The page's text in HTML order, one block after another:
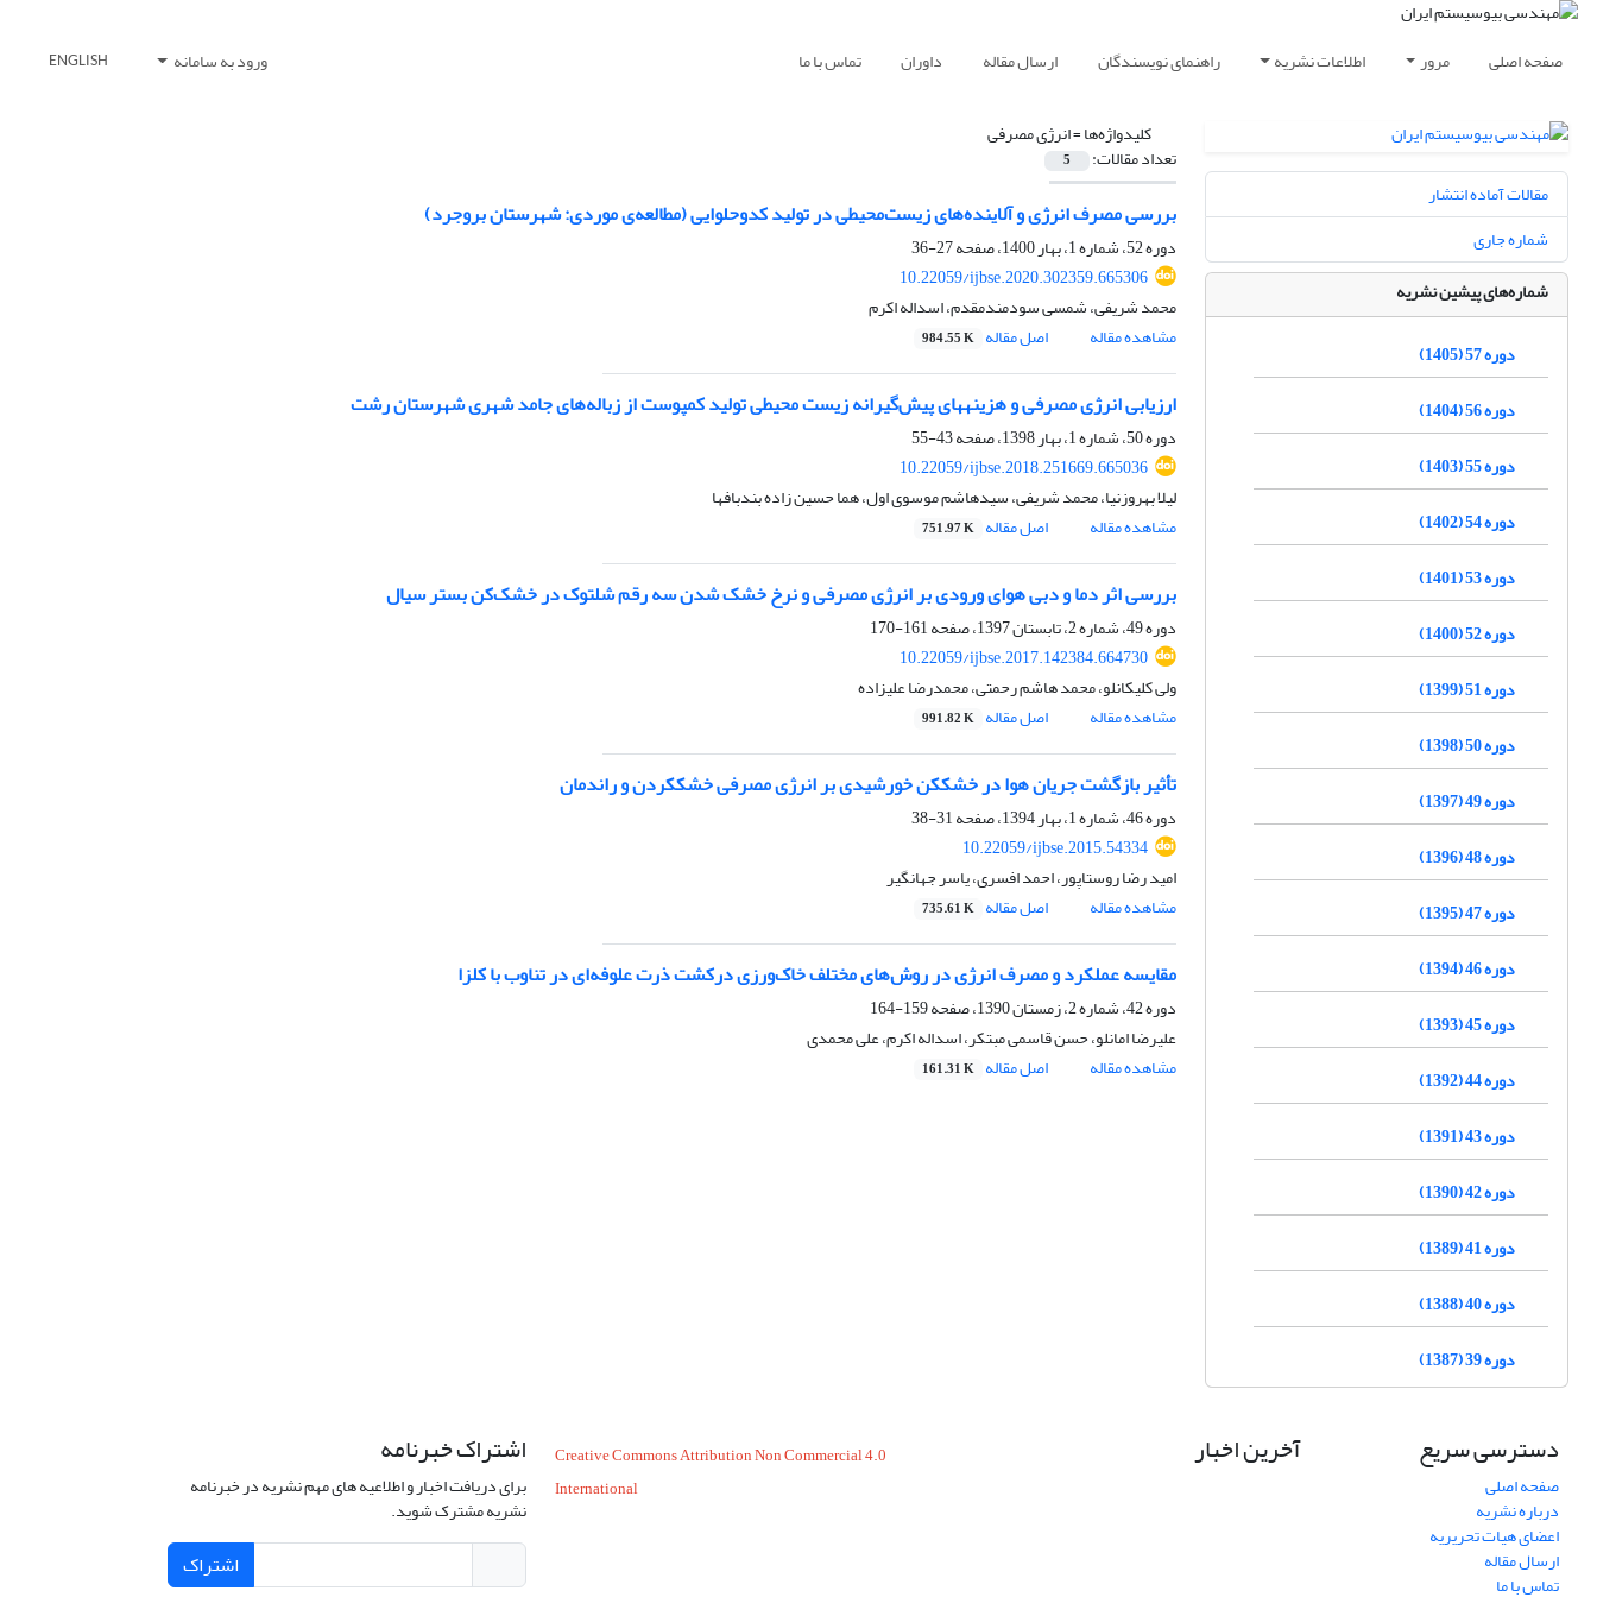
صفحه اصلی مرور اطلاعات نشریه راهنمای نویسندگان ارسال مقاله داوران تماس با ما ورود به سامانه ENGLISH
کلیدواژه‌ها =انرژی مصرفی
تعداد مقالات: 5
بررسی مصرف انرژی و آلاینده‌های زیست‌محیطی در تولید کدوحلوایی (مطالعه‌ی موردی: شهرستان بروجرد)
دوره 52، شماره 1، بهار 1400، صفحه
27-36
10.22059/ijbse.2020.302359.665306
محمد شریفی، شمسی سودمندمقدم، اسداله اکرم
مشاهده مقاله
اصل مقاله 984.55 K
ارزیابی انرژی مصرفی و هزینههای پیش‌گیرانه زیست محیطی تولید کمپوست از زباله‌های جامد شهری شهرستان رشت
دوره 50، شماره 1، بهار 1398، صفحه
43-55
10.22059/ijbse.2018.251669.665036
لیلا بهروزنیا، محمد شریفی، سیدهاشم موسوی اول، هما حسین زاده بندبافها
مشاهده مقاله
اصل مقاله 751.97 K
بررسی اثر دما و دبی هوای ورودی بر انرژی مصرفی و نرخ خشک شدن سه رقم شلتوک در خشک‌کن بستر سیال
دوره 49، شماره 2، تابستان 1397، صفحه
161-170
10.22059/ijbse.2017.142384.664730
ولی کلیکانلو، محمد هاشم رحمتی، محمدرضا علیزاده
مشاهده مقاله
اصل مقاله 991.82 K
تأثیر بازگشت جریان هوا در خشک‏کن خورشیدی بر انرژی مصرفی خشک‏کردن و راندمان
دوره 46، شماره 1، بهار 1394، صفحه
31-38
10.22059/ijbse.2015.54334
امید رضا روستاپور، احمد افسری، یاسر جهانگیر
مشاهده مقاله
اصل مقاله 735.61 K
مقایسه عملکرد و مصرف انرژی در روش‌های مختلف خاک‌ورزی درکشت ذرت علوفه‌ای در تناوب با کلزا
دوره 42، شماره 2، زمستان 1390، صفحه
159-164
علیرضا امانلو، حسن قاسمی مبتکر، اسداله اکرم، علی محمدی
مشاهده مقاله
اصل مقاله 161.31 K
مقالات آماده انتشار
شماره جاری
شماره‌های پیشین نشریه
دوره 57 (1405)
دوره 56 (1404)
دوره 55 (1403)
دوره 54 (1402)
دوره 53 (1401)
دوره 52 (1400)
دوره 51 (1399)
دوره 50 (1398)
دوره 49 (1397)
دوره 48 (1396)
دوره 47 (1395)
دوره 46 (1394)
دوره 45 (1393)
دوره 44 (1392)
دوره 43 (1391)
دوره 42 (1390)
دوره 41 (1389)
دوره 40 (1388)
دوره 39 (1387)
دسترسی سریع
صفحه اصلی
درباره نشریه
اعضای هیات تحریریه
ارسال مقاله
تماس با ما
آخرین اخبار
Creative Commons Attribution Non Commercial 4.0
International
اشتراک خبرنامه
برای دریافت اخبار و اطلاعیه های مهم نشریه در خبرنامه
نشریه مشترک شوید.
اشتراک